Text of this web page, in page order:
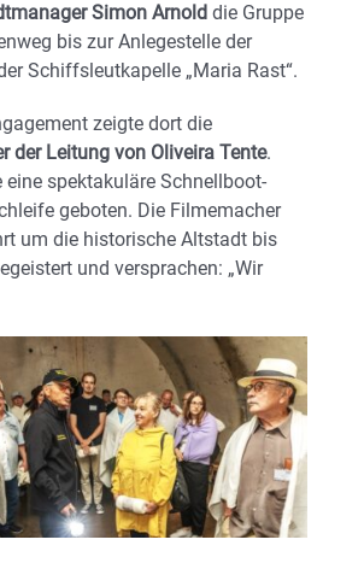
Simon Arnold die Gruppe
bis zur Anlegestelle der
Schiffsleutkapelle „Maria Rast“.
zeigte dort die
der Leitung von Oliveira Tente.
eine spektakuläre Schnellboot-
geboten. Die Filmemacher
um die historische Altstadt bis
und versprachen: „Wir